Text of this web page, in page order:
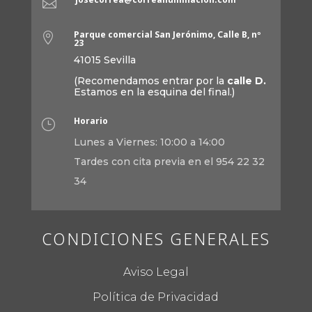

 Parque comercial San Jerónimo, Calle B, nº
23
41015 Sevilla
(Recomendamos entrar por la calle D.
Estamos en la esquina del final.)
} Horario
Lunes a Viernes: 10:00 a 14:00
Tardes con cita previa en el 954 22 32
34
CONDICIONES GENERALES
Aviso Legal
Política de Privacidad